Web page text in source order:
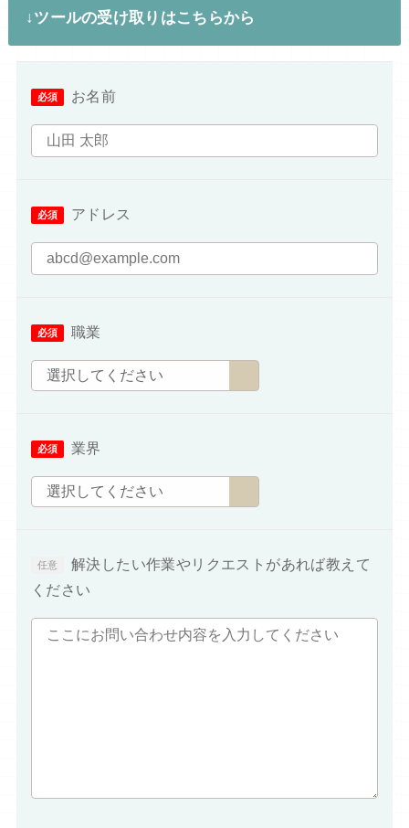
↓ツールの受け取りはこちらから
お名前
アドレス
職業
業界
解決したい作業やリクエストがあれば教えて
ください